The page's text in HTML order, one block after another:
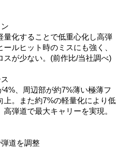
量化することで低重心化し高弾
ルヒット時のミスにも強く、
スが少ない。(前作比/当社調べ)
、周辺部が約7%薄い極薄フ
上。また約7%の軽量化により低
弾道で最大キャリーを実現。
道を調整